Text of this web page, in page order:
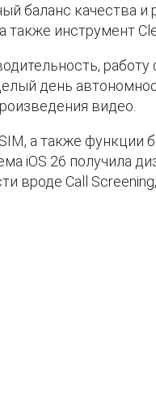
баланс качества
инструмент
работу
день
видео.
а также функции
iOS 26 получила
Call